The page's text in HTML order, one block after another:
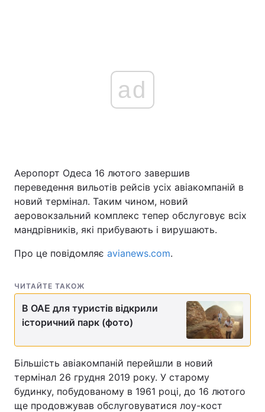
ad
Аеропорт Одеса 16 лютого завершив
переведення вильотів рейсів усіх авіакомпаній в
новий термінал. Таким чином, новий
аеровокзальний комплекс тепер обслуговує всіх
мандрівників, які прибувають і вирушають.
Про це повідомляє avianews.com.
ЧИТАЙТЕ ТАКОЖ
В ОАЕ для туристів відкрили
історичний парк (фото)
Більшість авіакомпаній перейшли в новий
термінал 26 грудня 2019 року. У старому
будинку, побудованому в 1961 році, до 16 лютого
ще продовжував обслуговуватися лоу-кост